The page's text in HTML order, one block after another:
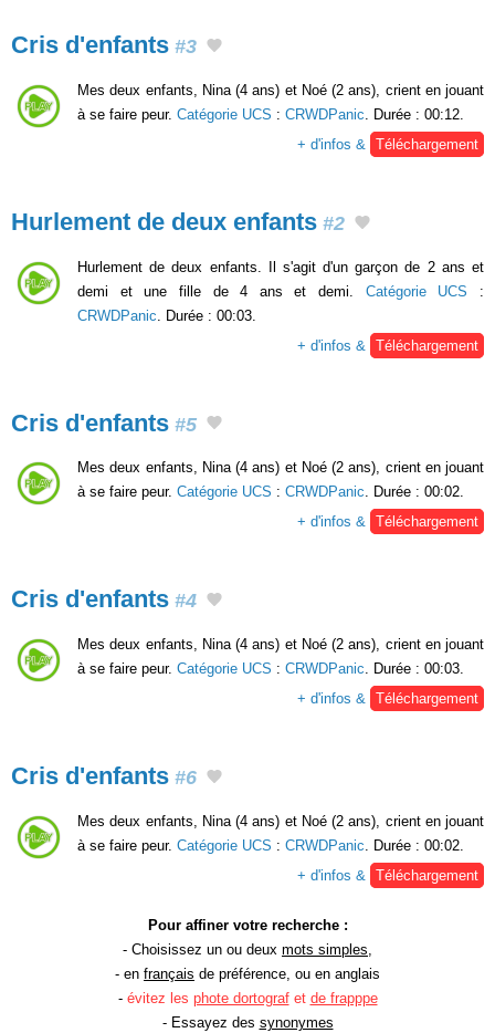
Cris d'enfants #3
Mes deux enfants, Nina (4 ans) et Noé (2 ans), crient en jouant
à se faire peur. Catégorie UCS : CRWDPanic . Durée : 00:12.
+ d'infos &
Téléchargement
Hurlement de deux enfants #2
Hurlement de deux enfants. Il s'agit d'un garçon de 2 ans et
demi et une fille de 4 ans et demi. Catégorie UCS :
CRWDPanic . Durée : 00:03.
+ d'infos &
Téléchargement
Cris d'enfants #5
Mes deux enfants, Nina (4 ans) et Noé (2 ans), crient en jouant
à se faire peur. Catégorie UCS : CRWDPanic. Durée : 00:02.
+ d'infos & Téléchargement
Cris d'enfants #4
Mes deux enfants, Nina (4 ans) et Noé (2 ans), crient en jouant
à se faire peur. Catégorie UCS : CRWDPanic . Durée : 00:03.
+ d'infos &
Téléchargement
Cris d'enfants #6
Mes deux enfants, Nina (4 ans) et Noé (2 ans), crient en jouant
à se faire peur. Catégorie UCS : CRWDPanic . Durée : 00:02.
+ d'infos &
Téléchargement
Pour affiner votre recherche :
- Choisissez un ou deux mots simples
- en français de préférence, ou en anglais
- évitez les phote dortografet de frapppe
- Essayez des synonymes